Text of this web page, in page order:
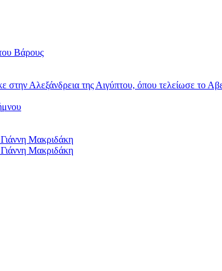
Βάρους
Αλεξάνδρεια της Αιγύπτου, όπου τελείωσε το
Μακριδάκη
Μακριδάκη